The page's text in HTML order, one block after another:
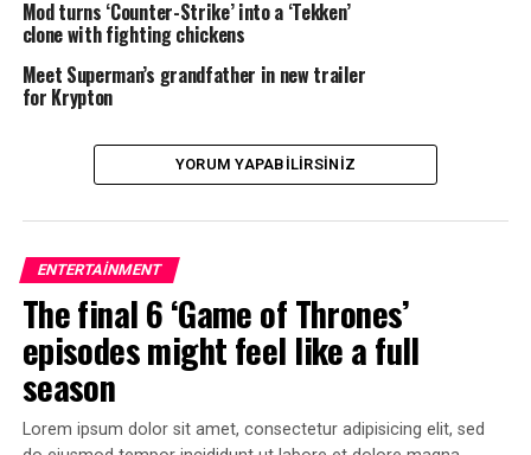
Nam libero tempore, cum soluta nobis est eligendi optio
cumquenihil impedit quo minus id
facere possimus, omnis voluptas assumenda est, omnis
dolor repellendus.
Nulla pariatur. Excepteur sint occaecat cupidatat non
proident, sunt in culpa qui officia deserunt mollit anim
id est laborum.
Sed ut perspiciatis unde omnis iste natus error sit
voluptatem accusantium doloremque laudantium,
totam rem aperiam, eaque ipsa quae ab illo inventore
veritatis et quasi architecto beatae vitae dicta sunt
explicabo.
Mod turns ‘Counter-Strike’ into a ‘Tekken’
clone with fighting chickens
Meet Superman’s grandfather in new trailer
for Krypton
YORUM YAPABILIRSINIZ
ENTERTAINMENT
The final 6 ‘Game of Thrones’
episodes might feel like a full
season
Lorem ipsum dolor sit amet, consectetur adipisicing elit, sed